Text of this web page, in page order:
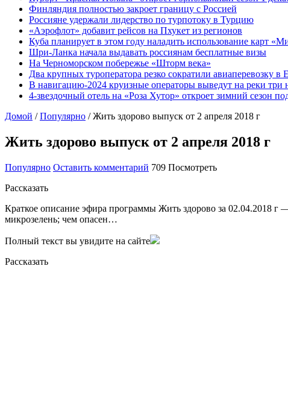
Финляндия полностью закроет границу с Россией
Россияне удержали лидерство по турпотоку в Турцию
«Аэрофлот» добавит рейсов на Пхукет из регионов
Куба планирует в этом году наладить использование карт
Шри-Ланка начала выдавать россиянам бесплатные визы
На Черноморском побережье «Шторм века»
Два крупных туроператора резко сократили авиаперевозку в
В навигацию-2024 круизные операторы выведут на реки три
4-звездочный отель на «Роза Хутор» откроет зимний сезон
Домой / Популярно / Жить здорово выпуск от 2 апреля 2018 г
Жить здорово выпуск от 2 апреля 2018 г
Популярно Оставить комментарий 709 Посмотреть
Рассказать
Краткое описание эфира программы Жить здорово за 02.04.2018 г
микрозелень; чем опасен…
Полный текст вы увидите на сайте
Рассказать